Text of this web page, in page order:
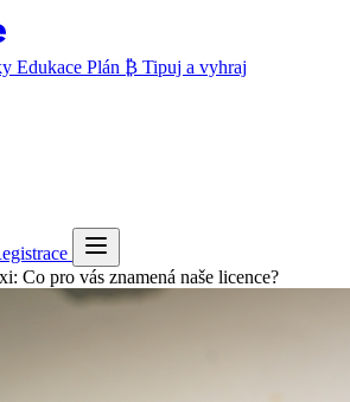
Edukace Plán ₿ Tipuj a vyhraj
Co pro vás znamená naše licence?